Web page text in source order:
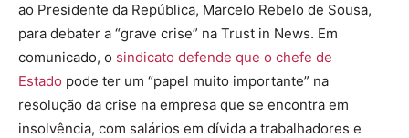
ao Presidente da República, Marcelo Rebelo de Sousa,
para debater a “grave crise” na Trust in News. Em
comunicado, o sindicato defende que o chefe de
Estado pode ter um “papel muito importante” na
resolução da crise na empresa que se encontra em
insolvência, com salários em dívida a trabalhadores e